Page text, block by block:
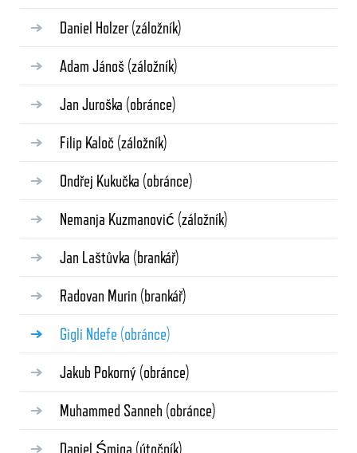
Daniel Holzer (záložník)
Adam Jánoš (záložník)
Jan Juroška (obránce)
Filip Kaloč (záložník)
Ondřej Kukučka (obránce)
Nemanja Kuzmanović (záložník)
Jan Laštůvka (brankář)
Radovan Murin (brankář)
Gigli Ndefe (obránce)
Jakub Pokorný (obránce)
Muhammed Sanneh (obránce)
Daniel Śmiga (útočník)